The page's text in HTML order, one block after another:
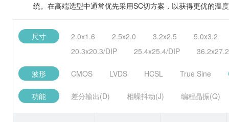
统。在高端选型中通常优先采用SC切方案，以获得更优的温
尺寸 2.0x1.6 2.5x2.0 3.2x2.5
5.0x3.2
20.3x20.3/DIP
25.4x25.4/DIP
波形 CMOS LVDS HCSL True Sine
功能 差分输出(D) 相噪抖动(J) 编程晶振(Q)